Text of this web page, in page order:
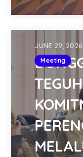
Meeting
JUNE 29, 2026